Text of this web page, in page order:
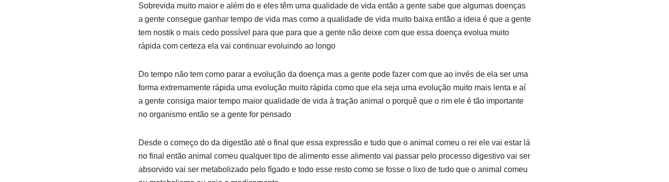
Sobrevida muito maior e além do e eles têm uma qualidade de vida então a gente sabe que algumas doenças
a gente consegue ganhar tempo de vida mas como a qualidade de vida muito baixa então a ideia é que a gente
tem nostik o mais cedo possível para que para que a gente não deixe com que essa doença evolua muito
rápida com certeza ela vai continuar evoluindo ao longo
Do tempo não tem como parar a evolução da doença mas a gente pode fazer com que ao invés de ela ser uma
forma extremamente rápida uma evolução muito rápida como que ela seja uma evolução muito mais lenta e aí
a gente consiga maior tempo maior qualidade de vida à tração animal o porquê que o rim ele é tão importante
no organismo então se a gente for pensado
Desde o começo do da digestão até o final que essa expressão e tudo que o animal comeu o rei ele vai estar lá
no final então animal comeu qualquer tipo de alimento esse alimento vai passar pelo processo digestivo vai ser
absorvido vai ser metabolizado pelo fígado e todo esse resto como se fosse o lixo de tudo que o animal comeu